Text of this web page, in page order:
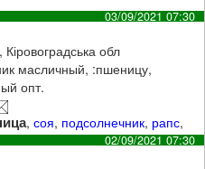
03/09/2021 07:30
обл
масличный, :пшеницу,
опт.
,соя, подсолнечник, рапс,
02/09/2021 07:30